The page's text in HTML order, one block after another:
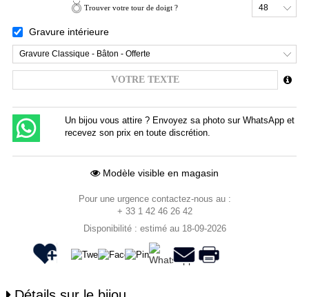
Trouver votre tour de doigt ? 48
Gravure intérieure
Gravure Classique - Bâton - Offerte
Un bijou vous attire ? Envoyez sa photo sur WhatsApp et
recevez son prix en toute discrétion.
Modèle visible en magasin
Pour une urgence contactez-nous au :
+ 33 1 42 46 26 42
Disponibilité : estimé au 18-09-2026